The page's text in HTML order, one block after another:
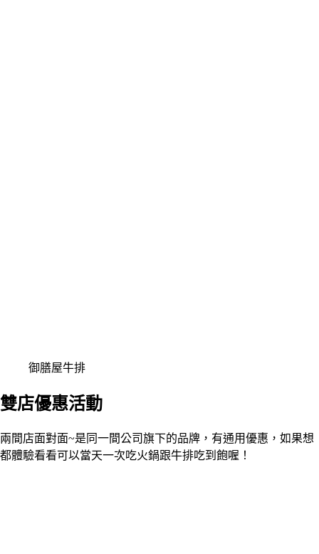
御膳屋牛排
雙店優惠活動
兩間店面對面~是同一間公司旗下的品牌，有通用優惠，如果想
都體驗看看可以當天一次吃火鍋跟牛排吃到飽喔！